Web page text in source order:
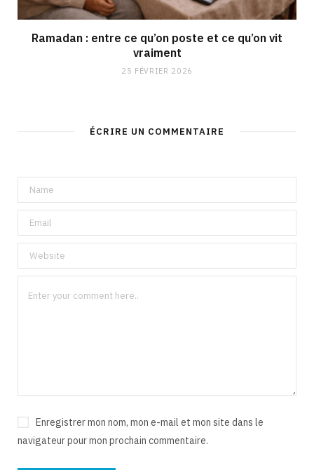
Ramadan : entre ce qu’on poste et ce qu’on vit
vraiment
25 FÉVRIER 2026
ÉCRIRE UN COMMENTAIRE
Enregistrer mon nom, mon e-mail et mon site dans le
navigateur pour mon prochain commentaire.